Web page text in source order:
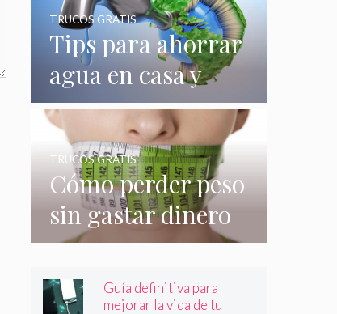
Tips para ahorrar
agua en casa y
gastar menos en
su consumo
TRUCOS GRATIS
Cómo perder peso
sin gastar dinero
e incluso sin
hacer nada
TRUCOS GRATIS
Guía definitiva para
mejorar la vida de tu